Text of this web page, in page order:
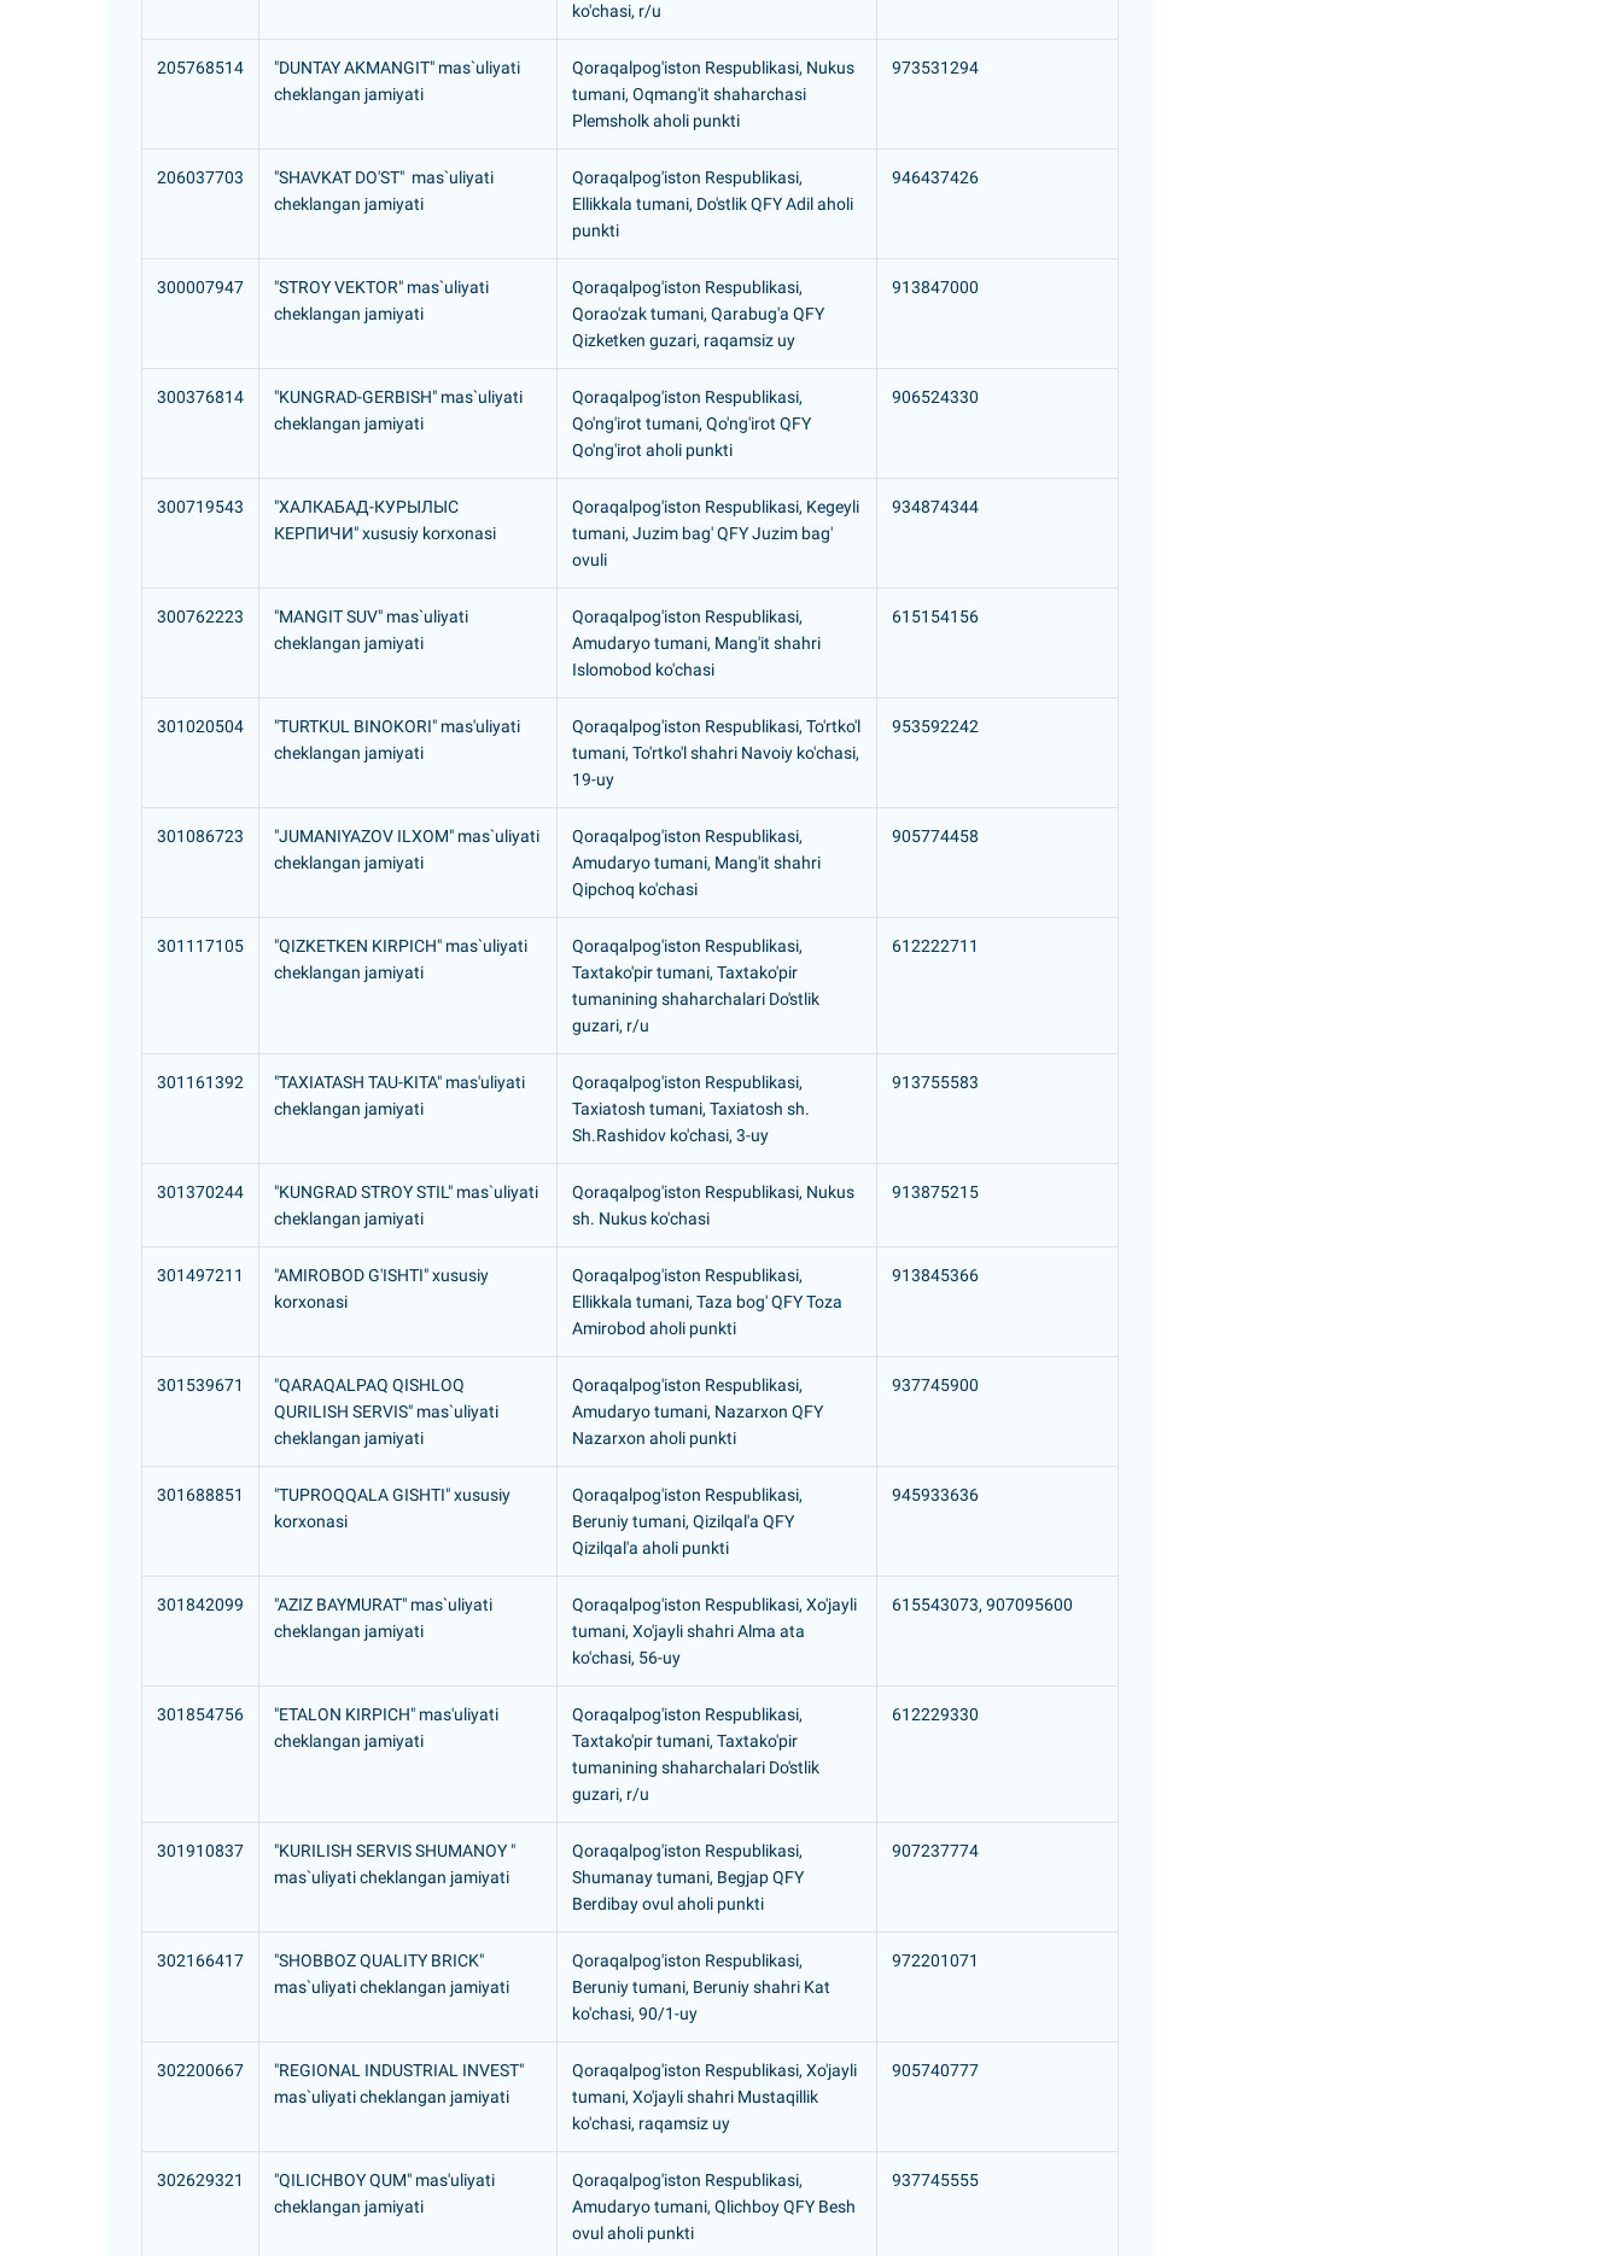
ko'chasi, r/u
205768514
"DUNTAY AKMANGIT" mas`uliyati
cheklangan jamiyati
Qoraqalpog'iston Respublikasi, Nukus
tumani, Oqmang'it shaharchasi
Plemsholk aholi punkti
973531294
206037703
"SHAVKAT DO'ST" mas`uliyati
cheklangan jamiyati
Qoraqalpog'iston Respublikasi,
Ellikkala tumani, Do'stlik QFY Adil aholi
punkti
946437426
300007947
"STROY VEKTOR" mas`uliyati
cheklangan jamiyati
Qoraqalpog'iston Respublikasi,
Qorao'zak tumani, Qarabug'a QFY
Qizketken guzari, raqamsiz uy
913847000
300376814
"KUNGRAD-GERBISH" mas`uliyati
cheklangan jamiyati
Qoraqalpog'iston Respublikasi,
Qo'ng'irot tumani, Qo'ng'irot QFY
Qo'ng'irot aholi punkti
906524330
300719543
"ХАЛКАБАД-КУРЫЛЫС
КЕРПИЧИ" xususiy korxonasi
Qoraqalpog'iston Respublikasi, Kegeyli
tumani, Juzim bag' QFY Juzim bag'
ovuli
934874344
300762223
"MANGIT SUV" mas`uliyati
cheklangan jamiyati
Qoraqalpog'iston Respublikasi,
Amudaryo tumani, Mang'it shahri
Islomobod ko'chasi
615154156
301020504
"TURTKUL BINOKORI" mas'uliyati
cheklangan jamiyati
Qoraqalpog'iston Respublikasi, To'rtko'l
tumani, To'rtko'l shahri Navoiy ko'chasi,
19-uy
953592242
301086723
"JUMANIYAZOV ILXOM" mas`uliyati
cheklangan jamiyati
Qoraqalpog'iston Respublikasi,
Amudaryo tumani, Mang'it shahri
Qipchoq ko'chasi
905774458
301117105
"QIZKETKEN KIRPICH" mas`uliyati
cheklangan jamiyati
Qoraqalpog'iston Respublikasi,
Taxtako'pir tumani, Taxtako'pir
tumanining shaharchalari Do'stlik
guzari, r/u
612222711
301161392
"TAXIATASH TAU-KITA" mas'uliyati
cheklangan jamiyati
Qoraqalpog'iston Respublikasi,
Taxiatosh tumani, Taxiatosh sh.
Sh.Rashidov ko'chasi, 3-uy
913755583
301370244
"KUNGRAD STROY STIL" mas`uliyati
cheklangan jamiyati
Qoraqalpog'iston Respublikasi, Nukus
sh. Nukus ko'chasi
913875215
301497211
"AMIROBOD G'ISHTI" xususiy
korxonasi
Qoraqalpog'iston Respublikasi,
Ellikkala tumani, Taza bog' QFY Toza
Amirobod aholi punkti
913845366
301539671
"QARAQALPAQ QISHLOQ
QURILISH SERVIS" mas`uliyati
cheklangan jamiyati
Qoraqalpog'iston Respublikasi,
Amudaryo tumani, Nazarxon QFY
Nazarxon aholi punkti
937745900
301688851
"TUPROQQALA GISHTI" xususiy
korxonasi
Qoraqalpog'iston Respublikasi,
Beruniy tumani, Qizilqal'a QFY
Qizilqal'a aholi punkti
945933636
301842099
"AZIZ BAYMURAT" mas`uliyati
cheklangan jamiyati
Qoraqalpog'iston Respublikasi, Xo'jayli
tumani, Xo'jayli shahri Alma ata
ko'chasi, 56-uy
615543073, 907095600
301854756
"ETALON KIRPICH" mas'uliyati
cheklangan jamiyati
Qoraqalpog'iston Respublikasi,
Taxtako'pir tumani, Taxtako'pir
tumanining shaharchalari Do'stlik
guzari, r/u
612229330
301910837
"KURILISH SERVIS SHUMANOY "
mas`uliyati cheklangan jamiyati
Qoraqalpog'iston Respublikasi,
Shumanay tumani, Begjap QFY
Berdibay ovul aholi punkti
907237774
302166417
"SHOBBOZ QUALITY BRICK"
mas`uliyati cheklangan jamiyati
Qoraqalpog'iston Respublikasi,
Beruniy tumani, Beruniy shahri Kat
ko'chasi, 90/1-uy
972201071
302200667
"REGIONAL INDUSTRIAL INVEST"
mas`uliyati cheklangan jamiyati
Qoraqalpog'iston Respublikasi, Xo'jayli
tumani, Xo'jayli shahri Mustaqillik
ko'chasi, raqamsiz uy
905740777
302629321
"QILICHBOY QUM" mas'uliyati
cheklangan jamiyati
Qoraqalpog'iston Respublikasi,
Amudaryo tumani, Qlichboy QFY Besh
ovul aholi punkti
937745555